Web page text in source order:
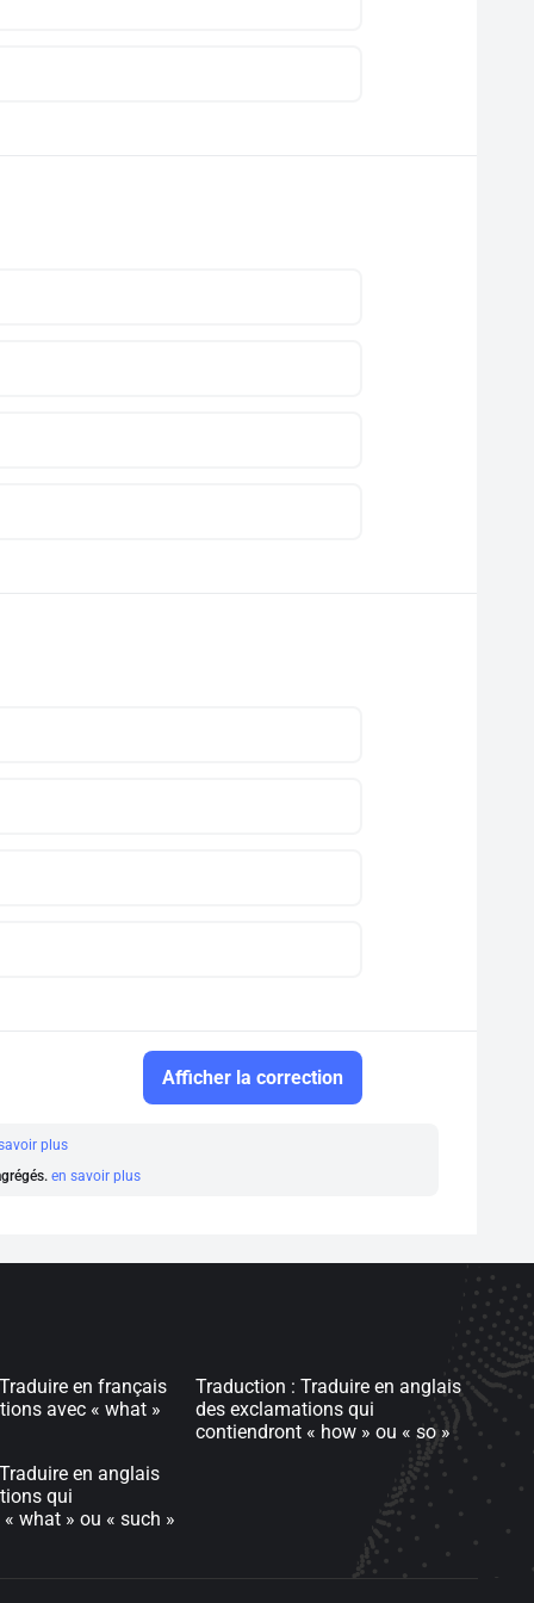
Afficher la correction
plus
en savoir plus
en français
avec « what »
en anglais
qui
what » ou « such »
Traduction : Traduire en anglais
des exclamations qui
contiendront « how » ou « so »